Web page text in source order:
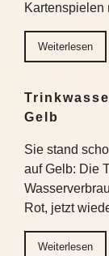
Weiterlesen
Gelb
Sie stand
auf Gelb: Die
Rot, jetzt
Weiterlesen